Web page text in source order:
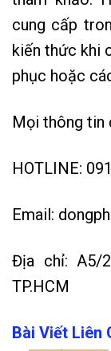
cung cấp
kiến thức khi
phục hoặc
Mọi thông tin
HOTLINE:
Email:
Địa chỉ: A5/
TP.HCM
Bài Viết Liên